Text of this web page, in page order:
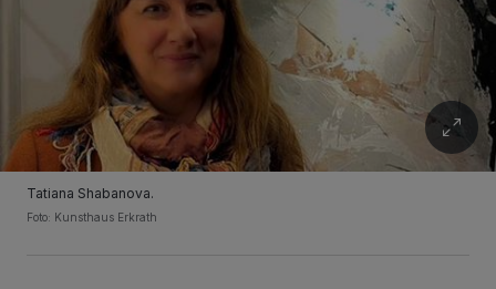
Tatiana Shabanova.
Foto: Kunsthaus Erkrath